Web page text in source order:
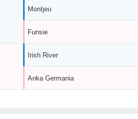
Montjeu
Funsie
Irish River
Anka Germania